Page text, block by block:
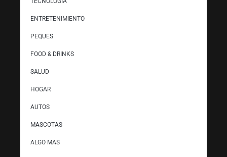
ENTRETENIMIENTO
PEQUES
FOOD & DRINKS
SALUD
HOGAR
AUTOS
MASCOTAS
ALGO MAS